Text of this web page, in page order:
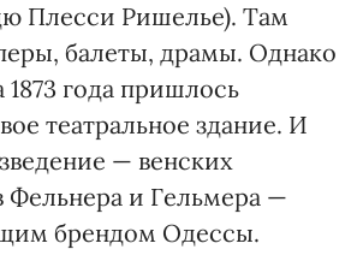
Плесси Ришелье). Там
балеты, драмы. Однако
года пришлось
театральное здание. И
— венских
Фельнера и Гельмера —
брендом Одессы.